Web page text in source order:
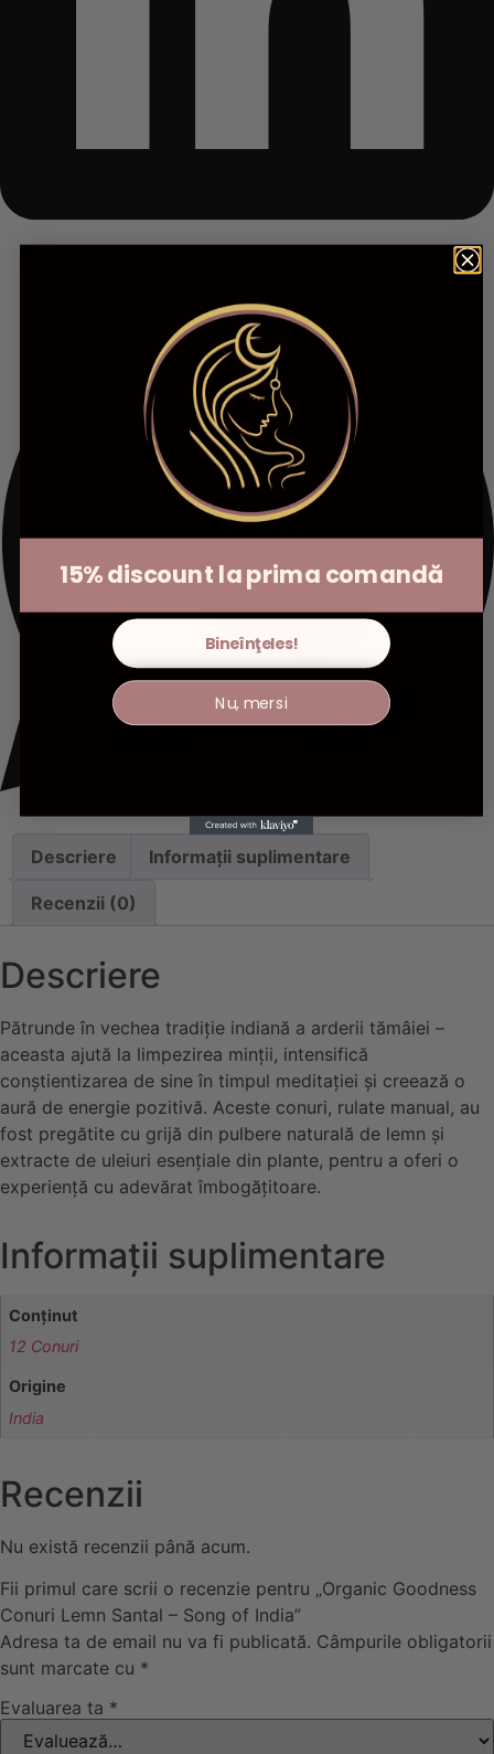
Descriere Informații suplimentare
Recenzii (0)
Descriere
Pătrunde în vechea tradiție indiană a arderii tămâiei –
aceasta ajută la limpezirea minții, intensifică
conștientizarea de sine în timpul meditației și creează o
aură de energie pozitivă. Aceste conuri, rulate manual, au
fost pregătite cu grijă din pulbere naturală de lemn și
extracte de uleiuri esențiale din plante, pentru a oferi o
experiență cu adevărat îmbogățitoare.
Informații suplimentare
Conținut
12 Conuri
Origine
India
Recenzii
Nu există recenzii până acum.
Fii primul care scrii o recenzie pentru „Organic Goodness
Conuri Lemn Santal – Song of India”
Adresa ta de email nu va fi publicată. Câmpurile obligatorii
sunt marcate cu *
Evaluarea ta *
15% discount la prima comandă
Bineînţeles!
Nu, mersi